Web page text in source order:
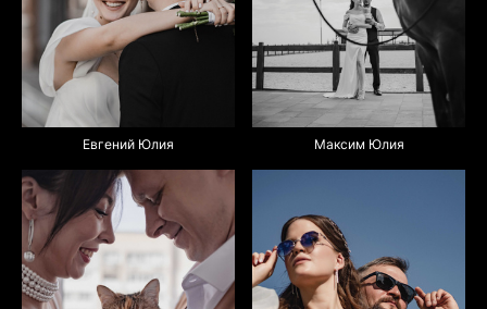
Евгений Юлия Максим Юлия